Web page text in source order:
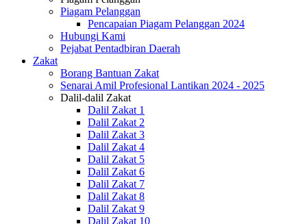
Piagam Pelanggan
Pencapaian Piagam Pelanggan 2024
Hubungi Kami
Pejabat Pentadbiran Daerah
Zakat
Borang Bantuan Zakat
Senarai Amil Profesional Lantikan 2024 - 2025
Dalil-dalil Zakat
Dalil Zakat 1
Dalil Zakat 2
Dalil Zakat 3
Dalil Zakat 4
Dalil Zakat 5
Dalil Zakat 6
Dalil Zakat 7
Dalil Zakat 8
Dalil Zakat 9
Dalil Zakat 10